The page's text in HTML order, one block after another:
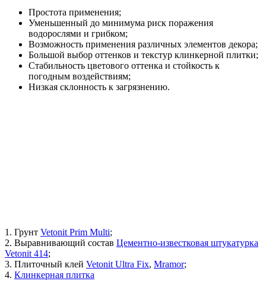
Простота применения;
Уменьшенный до минимума риск поражения
водорослями и грибком;
Возможность применения различных элементов декора;
Большой выбор оттенков и текстур клинкерной плитки;
Стабильность цветового оттенка и стойкость к
погодным воздействиям;
Низкая склонность к загрязнению.
1. Грунт Vetonit Prim Multi;
2. Выравнивающий состав Цементно-известковая штукатурка
Vetonit 414;
3. Плиточный клей Vetonit Ultra Fix, Mramor;
4. Клинкерная плитка